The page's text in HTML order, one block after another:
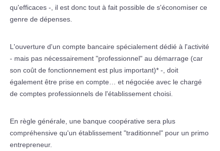
qu'efficaces -, il est donc tout à fait possible de s'économiser ce
genre de dépenses.
L'ouverture d'un compte bancaire spécialement dédié à l'activité
- mais pas nécessairement "professionnel" au démarrage (car
son coût de fonctionnement est plus important)* -, doit
également être prise en compte… et négociée avec le chargé
de comptes professionnels de l'établissement choisi.
En règle générale, une banque coopérative sera plus
compréhensive qu'un établissement "traditionnel" pour un primo
entrepreneur.